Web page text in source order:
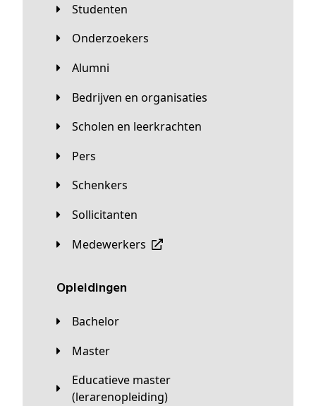
Studenten
Onderzoekers
Alumni
Bedrijven en organisaties
Scholen en leerkrachten
Pers
Schenkers
Sollicitanten
Medewerkers
Opleidingen
Bachelor
Master
Educatieve master
(lerarenopleiding)